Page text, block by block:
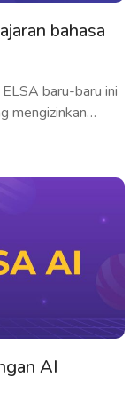
bahasa
baru-baru ini
mengizinkan
AI – ELSA
terlinci
Premium? Resmi
Premium
tercanggih
AI